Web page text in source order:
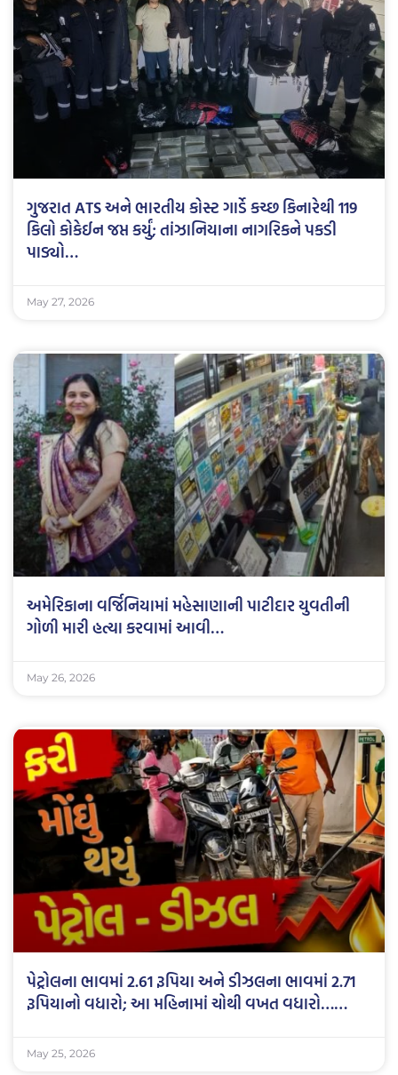
ગુજરાત ATS અને ભારતીય કોસ્ટ ગાર્ડે કચ્છ કિનારેથી 119
કિલો કોકેઈન જપ્ત કર્યું; તાંઝાનિયાના નાગરિકને પકડી
પાડ્યો…
May 27, 2026
અમેરિકાના વર્જિનિયામાં મહેસાણાની પાટીદાર યુવતીની
ગોળી મારી હત્યા કરવામાં આવી…
May 26, 2026
પેટ્રોલના ભાવમાં 2.61 રૂપિયા અને ડીઝલના ભાવમાં 2.71
રૂપિયાનો વધારો; આ મહિનામાં ચોથી વખત વધારો……
May 25, 2026